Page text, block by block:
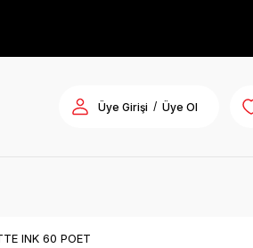
Üye Girişi / Üye Ol
INK 60 POET